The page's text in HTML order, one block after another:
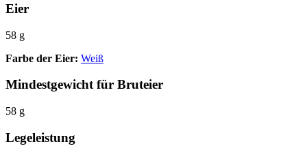
Eier
58 g
Farbe der Eier: Weiß
Mindestgewicht für Bruteier
58 g
Legeleistung